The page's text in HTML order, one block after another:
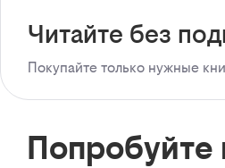
Читайте без
Покупайте только нужные
Попробуйте